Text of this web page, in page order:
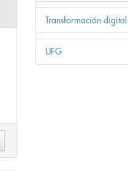
Transformación digital
UFG